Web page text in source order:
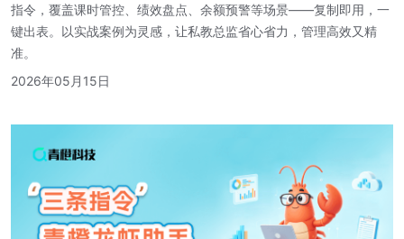
指令，覆盖课时管控、绩效盘点、余额预警等场景——复制即用，一
键出表。以实战案例为灵感，让私教总监省心省力，管理高效又精
准。
2026年05月15日